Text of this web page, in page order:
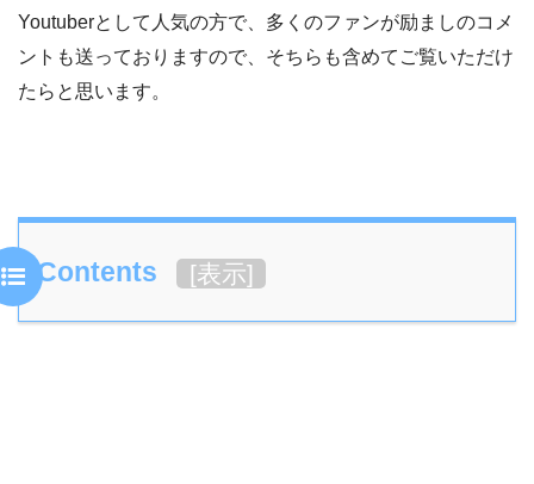
Youtuberとして人気の方で、多くのファンが励ましのコメ
ントも送っておりますので、そちらも含めてご覧いただけ
たらと思います。
Contents [表示]